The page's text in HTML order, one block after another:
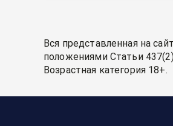
Вся представленная на
положениями Статьи
Возрастная категория 18+.